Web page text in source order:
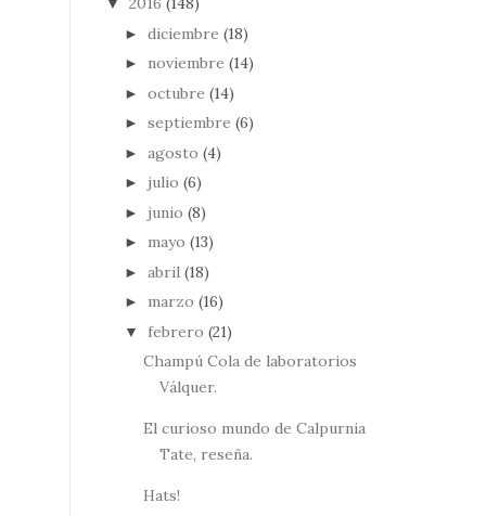
► diciembre (18)
► noviembre (14)
► octubre (14)
► septiembre (6)
► agosto (4)
► julio (6)
► junio (8)
► mayo (13)
► abril (18)
► marzo (16)
▼ febrero (21)
Champú Cola de laboratorios
Válquer.
El curioso mundo de Calpurnia
Tate, reseña.
Hats!